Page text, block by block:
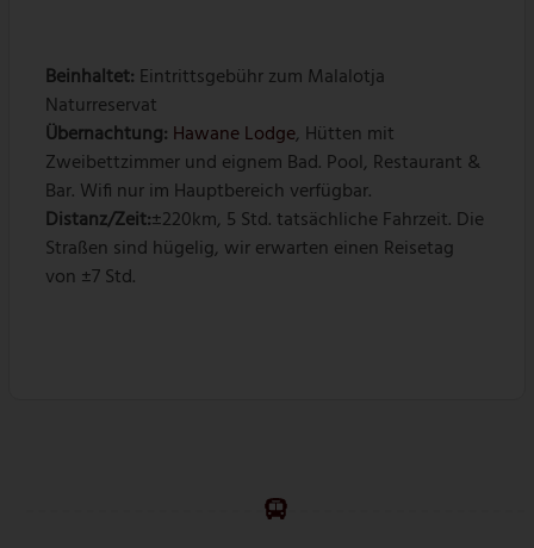
Beinhaltet: Eintrittsgebühr zum Malalotja
Naturreservat
Übernachtung: Hawane Lodge, Hütten mit
Zweibettzimmer und eignem Bad. Pool, Restaurant &
Bar. Wifi nur im Hauptbereich verfügbar.
Distanz/Zeit:±220km, 5 Std. tatsächliche Fahrzeit. Die
Straßen sind hügelig, wir erwarten einen Reisetag
von ±7 Std.